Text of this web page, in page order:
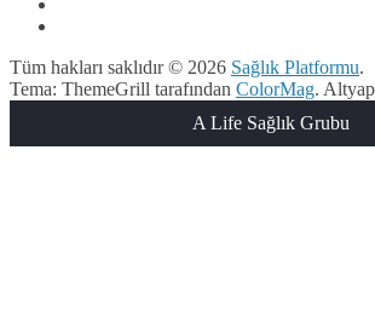
Tüm hakları saklıdır © 2026 Sağlık Platformu.
Tema: ThemeGrill tarafından ColorMag.
A Life Sağlık Grubu